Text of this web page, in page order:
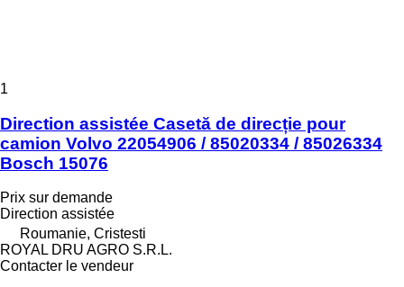
1
Direction assistée Casetă de direcție pour
camion Volvo 22054906 / 85020334 / 85026334
Bosch 15076
Prix sur demande
Direction assistée
Roumanie, Cristesti
ROYAL DRU AGRO S.R.L.
Contacter le vendeur